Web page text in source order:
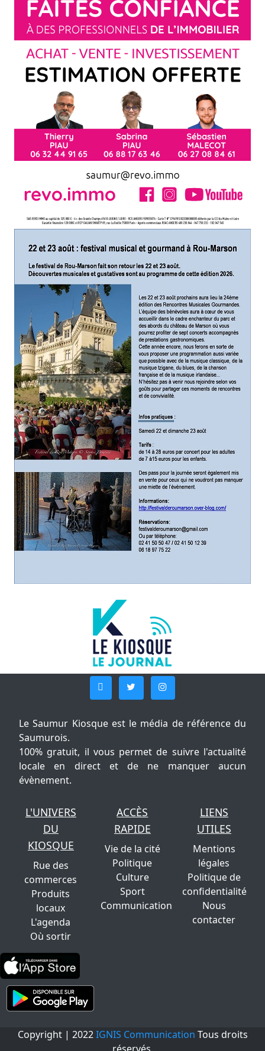
Le Saumur Kiosque est le média de référence du
Saumurois.
100% gratuit, il vous permet de suivre l'actualité
locale en direct et de ne manquer aucun
évènement.
L'UNIVERS
DU
KIOSQUE
Rue des
commerces
Produits
locaux
L'agenda
Où sortir
ACCÈS
RAPIDE
Vie de la cité
Politique
Culture
Sport
Communication
LIENS
UTILES
Mentions
légales
Politique de
confidentialité
Nous
contacter
Copyright | 2022IGNIS Communication Tous droits